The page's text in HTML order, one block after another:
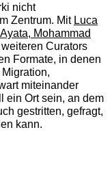
nicht
Zentrum. Mit Luca
Mohammad
Curators
Formate, in denen
miteinander
ein Ort sein, an dem
gestritten, gefragt,
kann.